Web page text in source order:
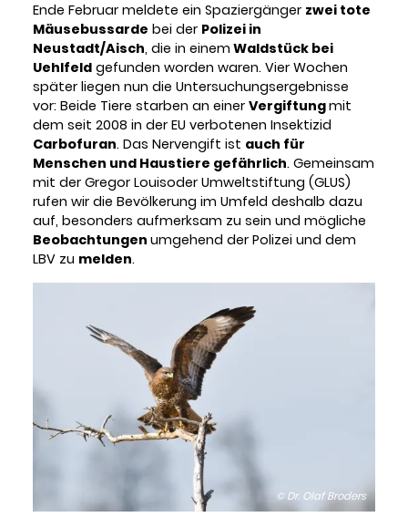
Ende Februar meldete ein Spaziergänger zwei tote
Mäusebussarde bei der Polizei in
Neustadt/Aisch, die in einem Waldstück bei
Uehlfeld gefunden worden waren. Vier Wochen
später liegen nun die Untersuchungsergebnisse
vor: Beide Tiere starben an einer Vergiftungmit
dem seit 2008 in der EU verbotenen Insektizid
Carbofuran. Das Nervengift ist auch für
Menschen und Haustiere gefährlich. Gemeinsam
mit der Gregor Louisoder Umweltstiftung (GLUS)
rufen wir die Bevölkerung im Umfeld deshalb dazu
auf, besonders aufmerksam zu sein und mögliche
Beobachtungen umgehend der Polizei und dem
LBV zu melden.
© Dr. Olaf Broders